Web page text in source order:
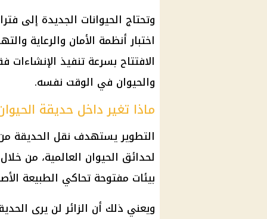
وتحتاج الحيوانات الجديدة إلى
اختبار أنظمة الأمان والرعاية
الافتتاح بسرعة تنفيذ الإنشاءات
والحيوان في الوقت نفسه.
ماذا تغير داخل حديقة
التطوير يستهدف نقل الحديقة
لحدائق الحيوان العالمية، من
بيئات مفتوحة تحاكي الطبيعة
ويعني ذلك أن الزائر لن يرى